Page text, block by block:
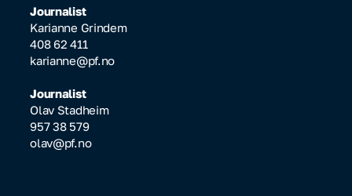
Journalist
Karianne Grindem
408 62 411
karianne@pf.no
Journalist
Olav Stadheim
957 38 579
olav@pf.no